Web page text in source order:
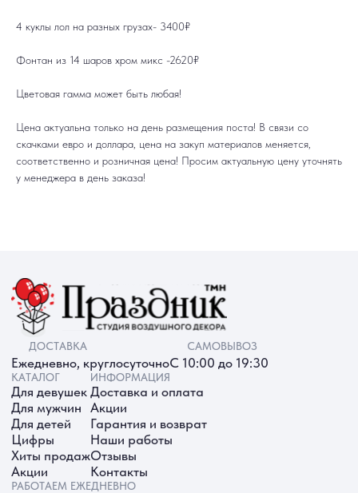
4 куклы лол на разных грузах- 3400₽
Фонтан из 14 шаров хром микс -2620₽
Цветовая гамма может быть любая!
Цена актуальна только на день размещения поста! В связи со
скачками евро и доллара, цена на закуп материалов меняется,
соответственно и розничная цена! Просим актуальную цену уточнять
у менеджера в день заказа!
ДОСТАВКА
Ежедневно, круглосуточно
САМОВЫВОЗ
С 10:00 до 19:30
Для девушек
Для мужчин
Цифры
Хиты продаж
Акции
Доставка и оплата
Акции
Отзывы
Контакты
+7 (3452) 78-05-55
+7 952 678‑05‑55